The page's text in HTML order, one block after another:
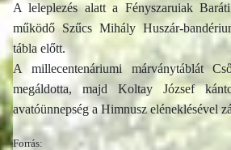
A leleplezés alatt a Fényszaruiak
működő Szűcs Mihály Huszár-
tábla előtt.
A millecentenáriumi márványtáblát
megáldotta, majd Koltay József
avatóünnepség a Himnusz eléneklésével
Forrás: